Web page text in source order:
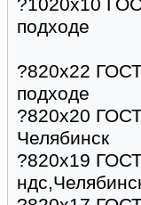
?1020х10
подходе
?820х22
подходе
?820х20
Челябинск
?820х19